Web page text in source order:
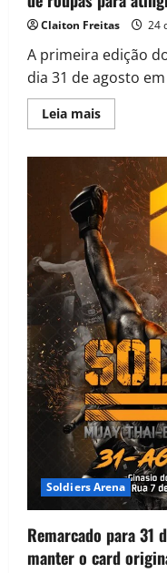
Claiton Freitas 24
A primeira edição
dia 31 de agosto
Leia mais
Soldiers Arena
Remarcado para 31
manter o card